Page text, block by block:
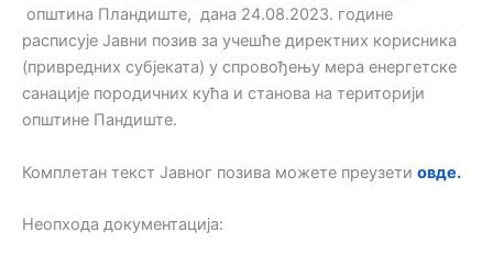
општина Пландиште, дана 24.08.2023. године
расписује Jавни позив за учешће директних корисника
(привредних субјеката) у спровођењу мера енергетске
санације породичних кућа и станова на територији
општине Пандиште.
Комплетан текст Јавног позива можете преузети овде.
Неопхода документација: